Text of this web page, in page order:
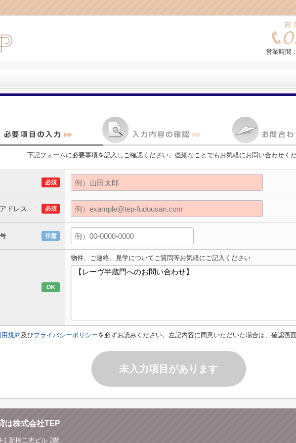
営業時間
下記フォームに必要事項を記入しご確認ください。些細なことでもお気軽にお問い合わせく
必須
ドレス 必須
任意
OK
物件、ご連絡、見学についてご質問等お気軽にご記入ください
用規約及びプライバシーポリシーを必ずお読みください。左記内容に同意いただいた場合は、確認画
未入力項目があります
は株式会社TEP
1 新橋二光ビル 2階